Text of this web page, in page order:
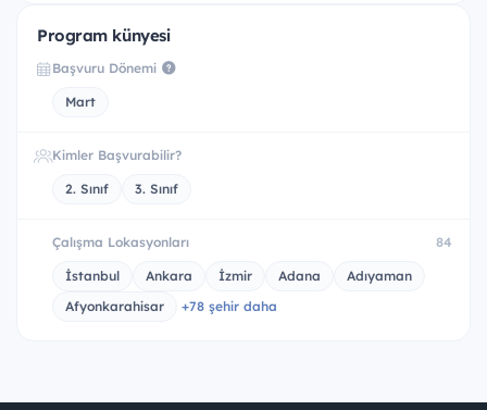
Program künyesi
Başvuru Dönemi
Mart
Kimler Başvurabilir?
2. Sınıf 3. Sınıf
Çalışma Lokasyonları 84
İstanbul Ankara İzmir Adana
Adıyaman
Afyonkarahisar
+78 şehir daha